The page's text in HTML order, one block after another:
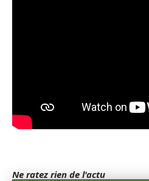
Ne ratez rien de l'actu